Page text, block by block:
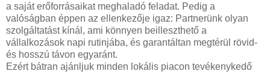
a saját erőforrásaikat meghaladó feladat. Pedig a
valóságban éppen az ellenkezője igaz: Partnerünk olyan
szolgáltatást kínál, ami könnyen beilleszthető a
vállalkozások napi rutinjába, és garantáltan megtérül rövid-
és hosszú távon egyaránt.
Ezért bátran ajánljuk minden lokális piacon tevékenykedő